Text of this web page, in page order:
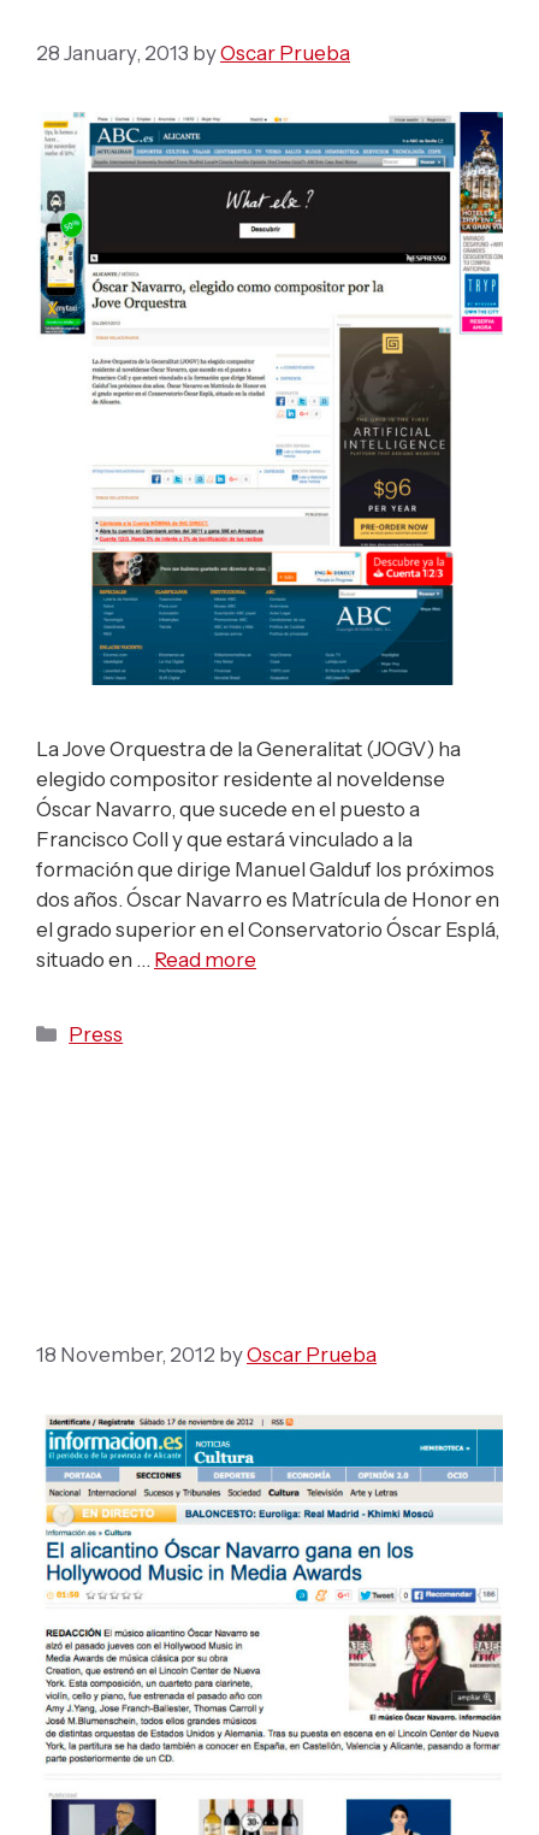
28 January, 2013 byOscar Prueba
La Jove Orquestra de la Generalitat (JOGV) ha
elegido compositor residente al noveldense
Óscar Navarro, que sucede en el puesto a
Francisco Coll y que estará vinculado a la
formación que dirige Manuel Galduf los próximos
dos años. Óscar Navarro es Matrícula de Honor en
el grado superior en el Conservatorio Óscar Esplá,
situado en … Read more
Categories
Press
18 November, 2012 byOscar Prueba